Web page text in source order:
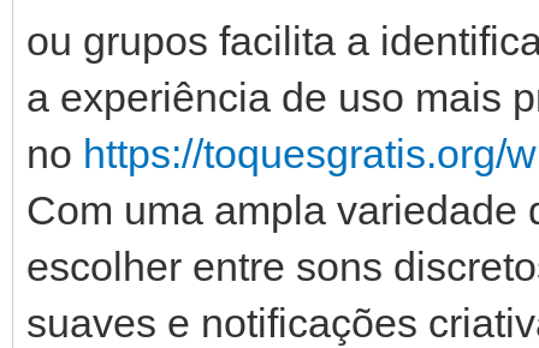
ou grupos facilita a
a experiência de uso mais
no https://toquesgratis.org/
Com uma ampla
escolher entre sons
suaves e notificações